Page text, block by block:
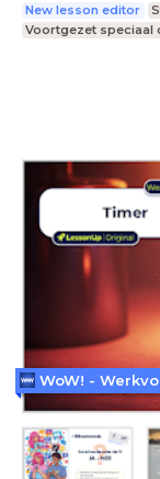
New lesson editor
Voortgezet speciaal
WoW! -